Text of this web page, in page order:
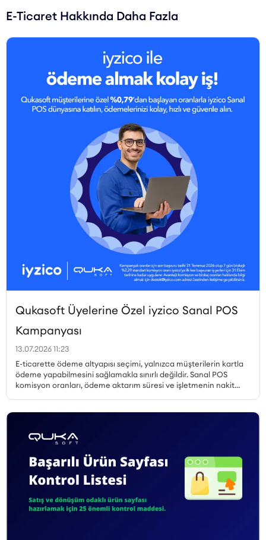
E-Ticaret Hakkında Daha Fazla
Qukasoft Üyelerine Özel iyzico Sanal POS
Kampanyası
13.07.2026 11:23
E-ticarette ödeme altyapısı seçimi, yalnızca müşterilerin kartla
ödeme yapabilmesini sağlamakla sınırlı değildir. Sanal POS
komisyon oranları, ödeme aktarım süresi ve işletmenin nakit
birliğiyle hazırlanan özel kampanya kapsamında, yeni iyzico
başlayan avantajlı komisyon oranlarından yararlanabilir.
İşletmeler, nakit akışlarına uygun blokaj süresini seçerek online
ödemelerini avantajlı oranlarla almaya başlayabilir.